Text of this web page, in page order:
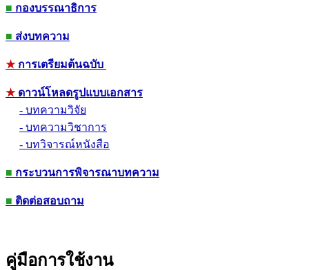
■ กองบรรณาธิการ
■ ส่งบทความ
★การเตรียมต้นฉบับ
★ดาวน์โหลดรูปแบบเอกสาร
- บทความวิจัย
- บทความวิชาการ
- บทวิจารณ์หนังสือ
■ กระบวนการพิจารณาบทความ
■ ติดต่อสอบถาม
คู่มือการใช้งาน